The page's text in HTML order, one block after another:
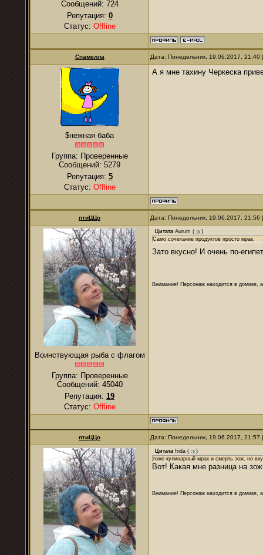
Сообщений: 724
Репутация: 0
Статус: Offline
Спамелла Дата: Понедельник, 19.06.2017,
$нежная баба
Группа: Проверенные
Сообщений: 5279
Репутация: 5
Статус: Offline
А я мне тахину Черкеска
птиЦЦо Дата: Понедельник, 19.06.2017,
Воинствующая рыба с флагом
Группа: Проверенные
Сообщений: 45040
Репутация: 19
Статус: Offline
Цитата Aurum (
)
Само сочетание продуктов просто мрак.
Зато вкусно! И очень по-
Внимание! Персонаж находится в домике,
птиЦЦо Дата: Понедельник, 19.06.2017,
Цитата frida (
)
тоже кулинарный мрак и смерть зож, но
Вот! Какая мне разница на
Внимание! Персонаж находится в домике,